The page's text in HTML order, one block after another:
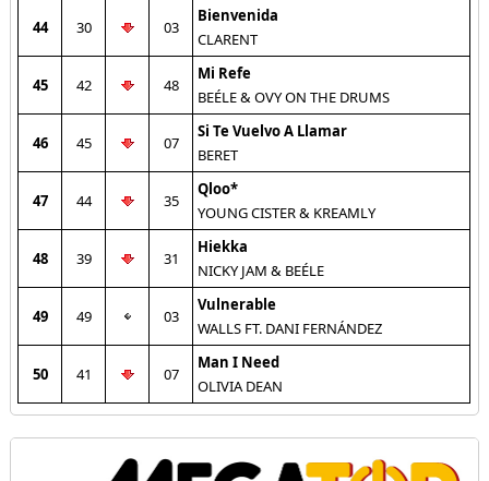
44 30 03
Bienvenida
CLARENT
45 42 48
Mi Refe
BEÉLE & OVY ON THE DRUMS
46 45 07
Si Te Vuelvo A Llamar
BERET
47 44 35
Qloo*
YOUNG CISTER & KREAMLY
48 39 31
Hiekka
NICKY JAM & BEÉLE
49 49 03
Vulnerable
WALLS FT. DANI FERNÁNDEZ
50 41 07
Man I Need
OLIVIA DEAN